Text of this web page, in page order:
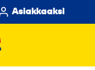
Asiakkaaksi